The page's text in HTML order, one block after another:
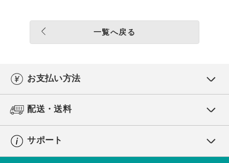
一覧へ戻る
お支払い方法
配送・送料
サポート